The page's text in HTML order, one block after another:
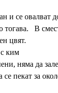
и се овалват
тогава. В
цвят.
няма да
се пекат за